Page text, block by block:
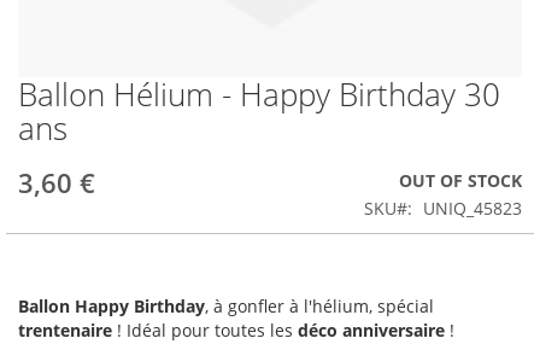
Skip
to
the
of
images
Ballon Hélium - Happy Birthday 30
ans
3,60 €
OUT OF STOCK
SKU
UNIQ_45823
Ballon Happy Birthday, à gonfler à l'hélium, spécial
trentenaire ! Idéal pour toutes les déco anniversaire !